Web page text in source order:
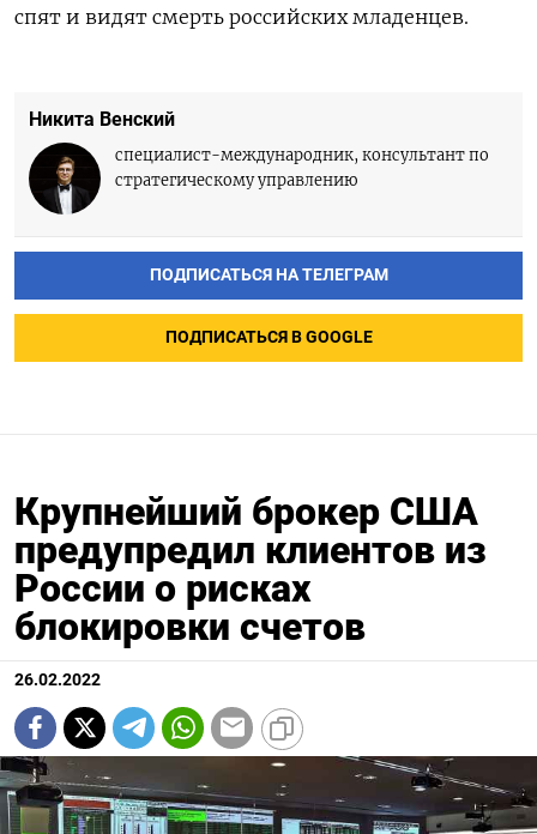
спят и видят смерть российских младенцев.
Никита Венский
cпециалист-международник, консультант по
стратегическому управлению
ПОДПИСАТЬСЯ НА ТЕЛЕГРАМ
ПОДПИСАТЬСЯ В GOOGLE
Крупнейший брокер США
предупредил клиентов из
России о рисках
блокировки счетов
26.02.2022